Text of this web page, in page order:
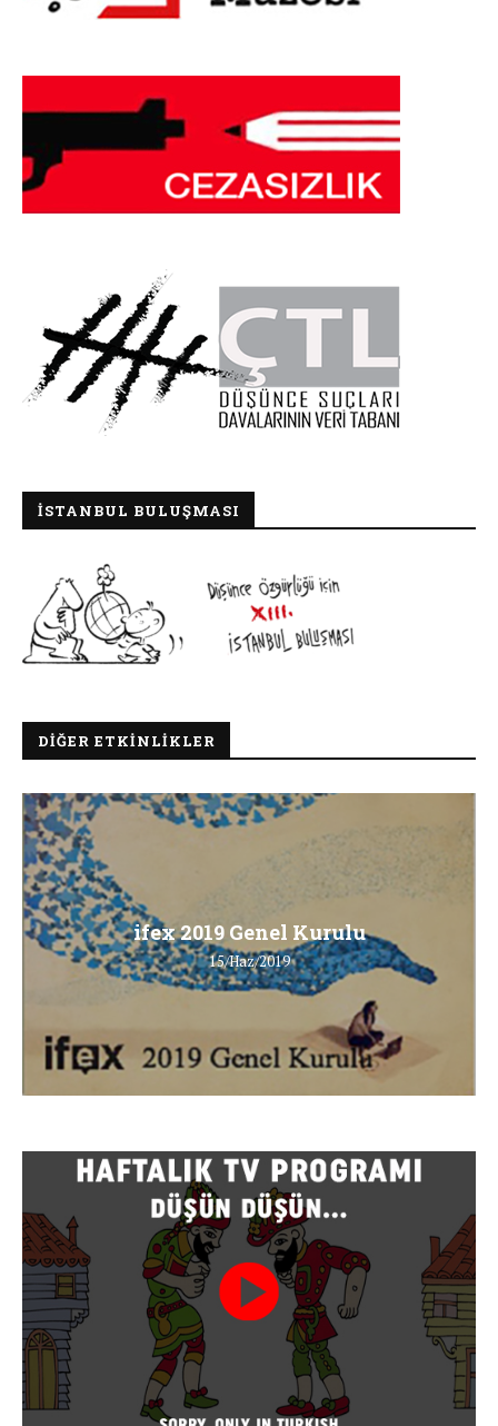
İSTANBUL BULUŞMASI
DIĞER ETKINLIKLER
ifex 2019 Genel Kurulu
15/Haz/2019